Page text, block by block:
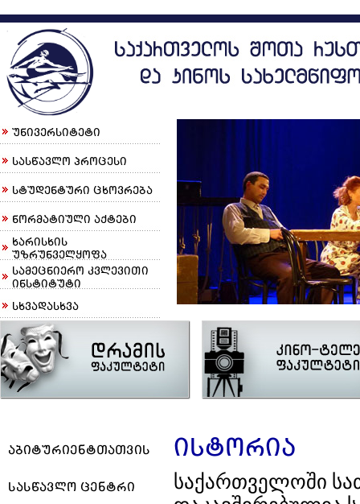
უნივერსიტეტი
სასწავლო პროცესი
სტუდენტური ცხოვრება
ნორმატიული აქტები
ხარისხის
უზრუნველყოფა
სამეცნიერო კვლევითი
ინსტიტუტი
სხვადასხვა
აბიტურიენტთათვის
სასწავლო ცენტრი
ისტორია
საქართველოში